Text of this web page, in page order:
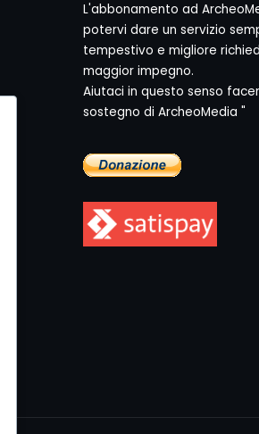
L'abbonamento ad
potervi dare un servizio
tempestivo e migliore
maggior impegno.
Aiutaci in questo senso
sostegno di ArcheoMedia "